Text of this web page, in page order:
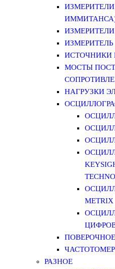
ИЗМЕРИТЕЛИ
ИСТОЧНИКИ
МОСТЫ
НАГРУЗКИ
METRIX
РАЗНОЕ